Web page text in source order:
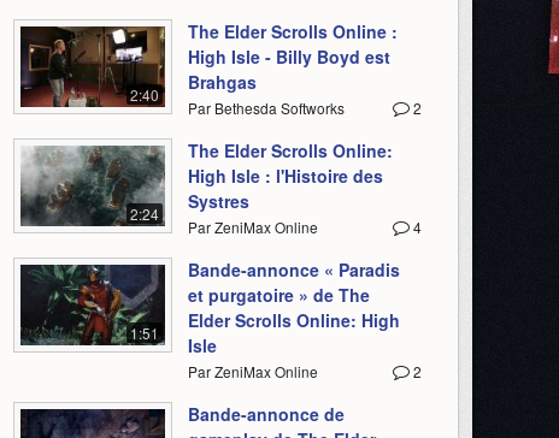
2:40
The Elder Scrolls Online :
High Isle - Billy Boyd est
Brahgas
2
Par Bethesda Softworks
2:24
The Elder Scrolls Online:
High Isle : l'Histoire des
Systres
4
Par ZeniMax Online
1:51
Bande-annonce « Paradis
et purgatoire » de The
Elder Scrolls Online: High
Isle
2
Par ZeniMax Online
Bande-annonce de